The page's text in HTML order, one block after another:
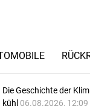
Die Geschichte der
kühl 06.08.2026, 12:09